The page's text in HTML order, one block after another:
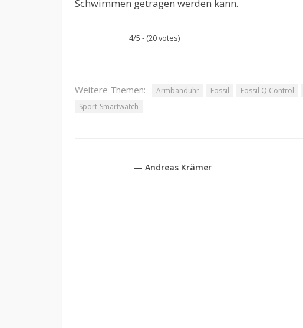
Schwimmen getragen werden kann.
4/5 - (20 votes)
Weitere Themen: Armbanduhr Fossil Fossil Q Control
Sport-Smartwatch
— Andreas Krämer